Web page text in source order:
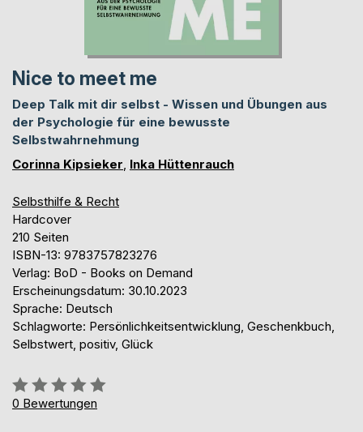
Nice to meet me
Deep Talk mit dir selbst - Wissen und Übungen aus
der Psychologie für eine bewusste
Selbstwahrnehmung
Corinna Kipsieker, Inka Hüttenrauch
Selbsthilfe & Recht
Hardcover
210 Seiten
ISBN-13: 9783757823276
Verlag: BoD - Books on Demand
Erscheinungsdatum: 30.10.2023
Sprache: Deutsch
Schlagworte: Persönlichkeitsentwicklung, Geschenkbuch,
Selbstwert, positiv, Glück
Bewertung::
0%
0 Bewertungen